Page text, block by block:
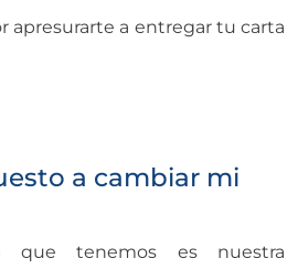
apresurarte a entregar tu carta
a cambiar mi
tenemos es nuestra